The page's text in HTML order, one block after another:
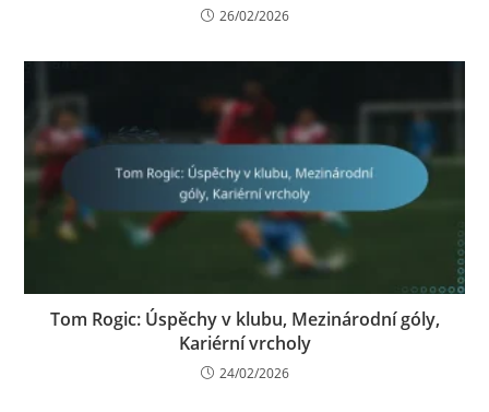
26/02/2026
Tom Rogic: Úspěchy v klubu, Mezinárodní góly,
Kariérní vrcholy
24/02/2026